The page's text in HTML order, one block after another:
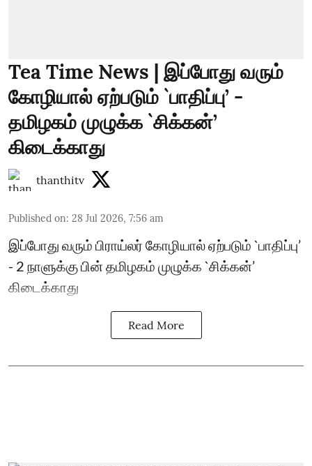
Tea Time News | இப்போது வரும்
கோழியால் ஏற்படும் `பாதிப்பு’ -
தமிழகம் முழுக்க `சிக்கன்’
கிடைக்காது
thanthitv
Published on: 28 Jul 2026, 7:56 am
இப்போது வரும் பிராய்லர் கோழியால் ஏற்படும் `பாதிப்பு’
- 2 நாளுக்கு பின் தமிழகம் முழுக்க `சிக்கன்’
கிடைக்காது
Read More